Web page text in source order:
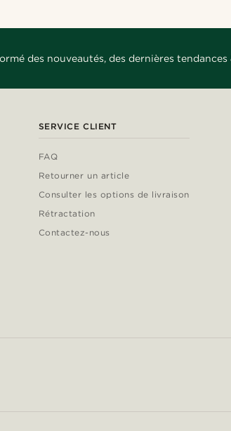
des nouveautés, des dernières tendances
SERVICE CLIENT
FAQ
Retourner un article
Consulter les options de livraison
Rétractation
Contactez-nous